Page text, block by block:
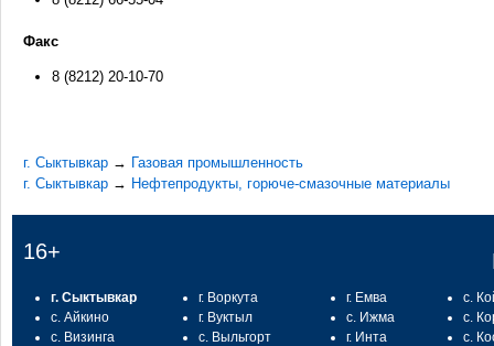
Факс
8 (8212) 20-10-70
г. Сыктывкар → Газовая промышленность
г. Сыктывкар → Нефтепродукты, горюче-смазочные материалы
16+
г. Сыктывкар
с. Айкино
с. Визинга
г. Воркута
г. Вуктыл
с. Выльгорт
г. Емва
с. Ижма
г. Инта
с.
с.
с.